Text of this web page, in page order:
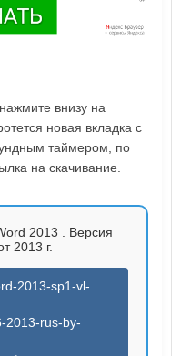
внизу на
новая вкладка с
таймером, по
на скачивание.
2013 . Версия
2013 г.
2013-sp1-vl-
2013-rus-by-